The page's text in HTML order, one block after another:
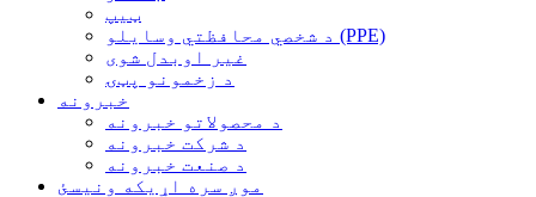
ټیپ
د شخصي محافظتي وسایلو (PPE)
غیر اوبدل شوی
د زخمونو پټۍ
خبرونه
د محصولاتو خبرونه
د شرکت خبرونه
د صنعت خبرونه
موږ سره اړیکه ونیسئ